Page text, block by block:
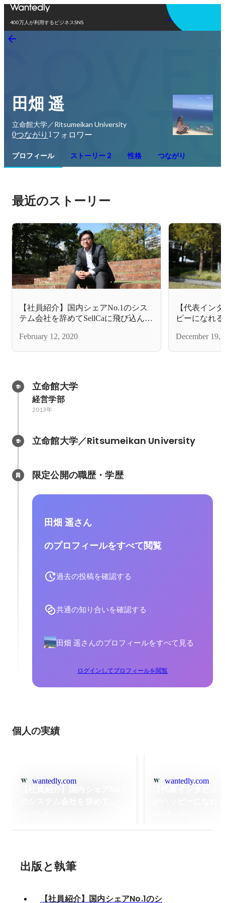
400万人が利用するビジネスSNS
アプリを使う
田畑 遥
立命館大学／Ritsumeikan University
0つながり 1 フォロワー
プロフィール ストーリー 2 性格 つながり
最近のストーリー
【社員紹介】国内シェアNo.1のシス
テム会社を辞めてSellCaに飛び込んだ
February 12, 2020
【代表イン
ピーになれ
の想いを語る
December 19,
立命館大学
経営学部
2013年
立命館大学／Ritsumeikan University
限定公開の職歴・学歴
田畑 遥さん
のプロフィールをすべて閲覧
過去の投稿を確認する
共通の知り合いを確認する
田畑 遥さんのプロフィールをすべて見る
ログインしてプロフィールを閲覧
個人の実績
wantedly.com wantedly.com
出版と執筆
【社員紹介】国内シェアNo.1のシ